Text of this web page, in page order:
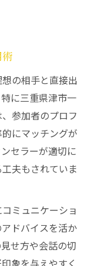
の相手と直接出
に三重県津市一
参加者のプロフ
にマッチングが
セラーが適切に
夫もされていま
ミュニケーショ
ドバイスを活か
せ方や会話の切
象を与えやすく